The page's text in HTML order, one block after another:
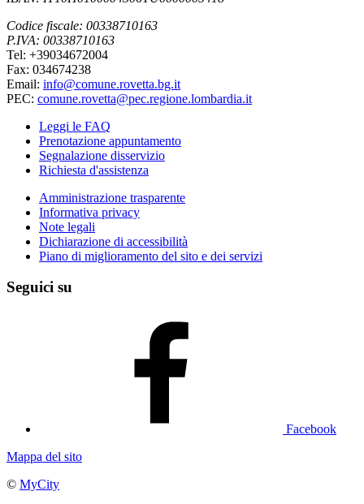
Codice fiscale: 00338710163
P.IVA: 00338710163
Tel: +39034672004
Fax: 034674238
Email: info@comune.rovetta.bg.it
PEC: comune.rovetta@pec.regione.lombardia.it
Leggi le FAQ
Prenotazione appuntamento
Segnalazione disservizio
Richiesta d'assistenza
Amministrazione trasparente
Informativa privacy
Note legali
Dichiarazione di accessibilità
Piano di miglioramento del sito e dei servizi
Seguici su
Facebook
Mappa del sito
© MyCity